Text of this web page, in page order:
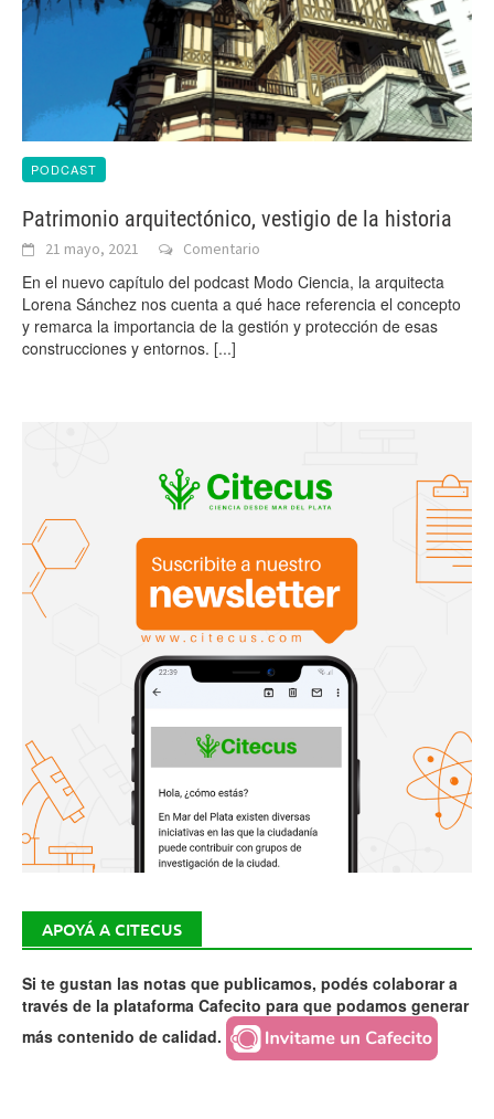
PODCAST
Patrimonio arquitectónico, vestigio de la historia
21 mayo, 2021 Comentario
En el nuevo capítulo del podcast Modo Ciencia, la arquitecta
Lorena Sánchez nos cuenta a qué hace referencia el concepto
y remarca la importancia de la gestión y protección de esas
construcciones y entornos. [...]
APOYÁ A CITECUS
Si te gustan las notas que publicamos, podés colaborar a
través de la plataforma Cafecito para que podamos generar
más contenido de calidad.